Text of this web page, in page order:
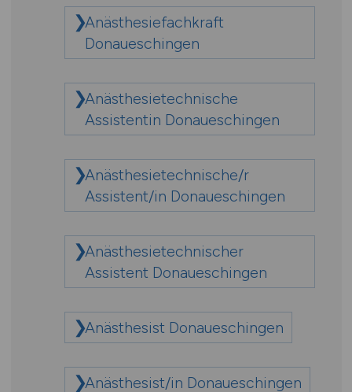
Anästhesiefachkraft
Donaueschingen
Anästhesietechnische
Assistentin Donaueschingen
Anästhesietechnische/r
Assistent/in Donaueschingen
Anästhesietechnischer
Assistent Donaueschingen
Anästhesist Donaueschingen
Anästhesist/in Donaueschingen